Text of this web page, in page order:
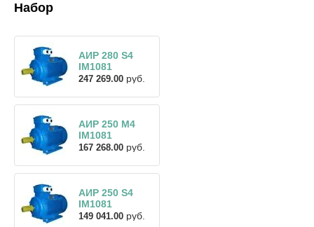
Набор
АИР 280 S4
IM1081
247 269.00 руб.
АИР 250 М4
IM1081
167 268.00 руб.
АИР 250 S4
IM1081
149 041.00 руб.